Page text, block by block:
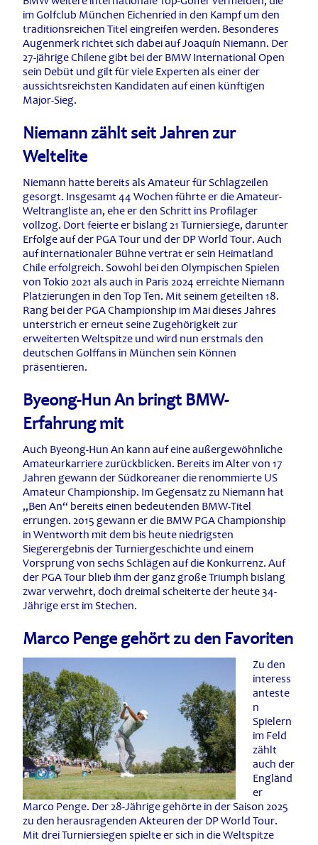
im Golfclub München Eichenried in den Kampf um den
traditionsreichen Titel eingreifen werden. Besonderes
Augenmerk richtet sich dabei auf Joaquín Niemann. Der
27-jährige Chilene gibt bei der BMW International Open
sein Debüt und gilt für viele Experten als einer der
aussichtsreichsten Kandidaten auf einen künftigen
Major-Sieg.
Niemann zählt seit Jahren zur
Weltelite
Niemann hatte bereits als Amateur für Schlagzeilen
gesorgt. Insgesamt 44 Wochen führte er die Amateur-
Weltrangliste an, ehe er den Schritt ins Profilager
vollzog. Dort feierte er bislang 21 Turniersiege, darunter
Erfolge auf der PGA Tour und der DP World Tour. Auch
auf internationaler Bühne vertrat er sein Heimatland
Chile erfolgreich. Sowohl bei den Olympischen Spielen
von Tokio 2021 als auch in Paris 2024 erreichte Niemann
Platzierungen in den Top Ten. Mit seinem geteilten 18.
Rang bei der PGA Championship im Mai dieses Jahres
unterstrich er erneut seine Zugehörigkeit zur
erweiterten Weltspitze und wird nun erstmals den
deutschen Golffans in München sein Können
präsentieren.
Byeong-Hun An bringt BMW-
Erfahrung mit
Auch Byeong-Hun An kann auf eine außergewöhnliche
Amateurkarriere zurückblicken. Bereits im Alter von 17
Jahren gewann der Südkoreaner die renommierte US
Amateur Championship. Im Gegensatz zu Niemann hat
„Ben An“ bereits einen bedeutenden BMW-Titel
errungen. 2015 gewann er die BMW PGA Championship
in Wentworth mit dem bis heute niedrigsten
Siegerergebnis der Turniergeschichte und einem
Vorsprung von sechs Schlägen auf die Konkurrenz. Auf
der PGA Tour blieb ihm der ganz große Triumph bislang
zwar verwehrt, doch dreimal scheiterte der heute 34-
Jährige erst im Stechen.
Marco Penge gehört zu den Favoriten
Zu den
interess
anteste
n
Spielern
im Feld
zählt
auch der
Engländ
er
Marco Penge. Der 28-Jährige gehörte in der Saison 2025
zu den herausragenden Akteuren der DP World Tour.
Mit drei Turniersiegen spielte er sich in die Weltspitze